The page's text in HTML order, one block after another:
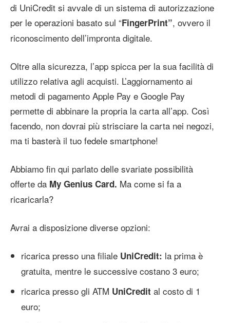
di UniCredit si avvale di un sistema di autorizzazione
per le operazioni basato sul “FingerPrint”, ovvero il
riconoscimento dell’impronta digitale.
Oltre alla sicurezza, l’app spicca per la sua facilità di
utilizzo relativa agli acquisti. L’aggiornamento ai
metodi di pagamento Apple Pay e Google Pay
permette di abbinare la propria la carta all’app. Così
facendo, non dovrai più strisciare la carta nei negozi,
ma ti basterà il tuo fedele smartphone!
Abbiamo fin qui parlato delle svariate possibilità
offerte da My Genius Card. Ma come si fa a
ricaricarla?
Avrai a disposizione diverse opzioni:
ricarica presso una filiale UniCredit: la prima è
gratuita, mentre le successive costano 3 euro;
ricarica presso gli ATM UniCredit al costo di 1
euro;